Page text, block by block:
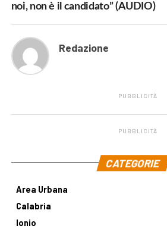
noi, non è il candidato” (AUDIO)
Redazione
PUBBLICITÀ
PUBBLICITÀ
CATEGORIE
Area Urbana
Calabria
Ionio